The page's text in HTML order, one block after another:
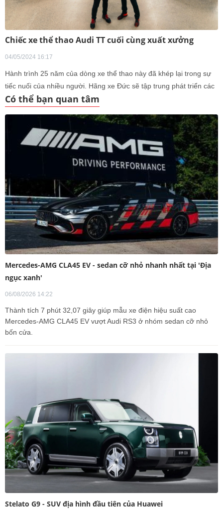
Chiếc xe thể thao Audi TT cuối cùng xuất xưởng
04/05/2024 16:17
Hành trình 25 năm của dòng xe thể thao này đã khép lại trong sự
tiếc nuối của nhiều người. Hãng xe Đức sẽ tập trung phát triển các
mẫu xe điện thể thao hiệu suất cao, nhằm bắt kịp xu thế mới của
Có thể bạn quan tâm
Mercedes-AMG CLA45 EV - sedan cỡ nhỏ nhanh nhất tại 'Địa
ngục xanh'
06/08/2026 14:22
Thành tích 7 phút 32,07 giây giúp mẫu xe điện hiệu suất cao
Mercedes-AMG CLA45 EV vượt Audi RS3 ở nhóm sedan cỡ nhỏ
bốn cửa.
Stelato G9 - SUV địa hình đầu tiên của Huawei